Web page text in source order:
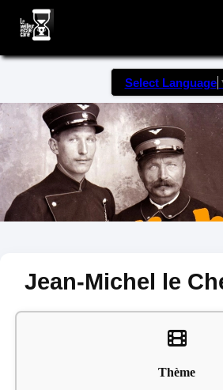
Select Language
Jean-Michel le
Thème